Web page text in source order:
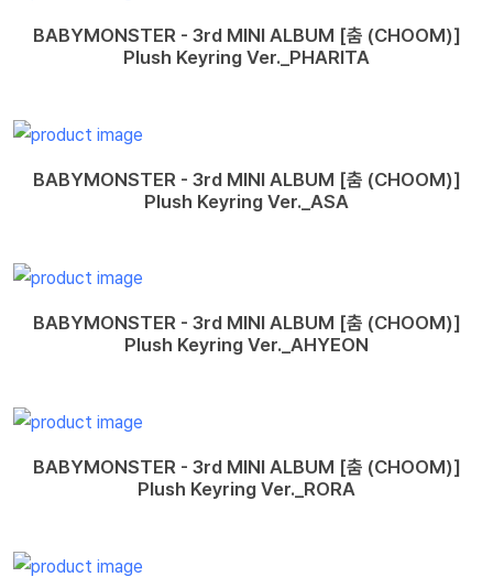
BABYMONSTER - 3rd MINI ALBUM [춤 (CHOOM)]
Plush Keyring Ver._PHARITA
BABYMONSTER - 3rd MINI ALBUM [춤 (CHOOM)]
Plush Keyring Ver._ASA
BABYMONSTER - 3rd MINI ALBUM [춤 (CHOOM)]
Plush Keyring Ver._AHYEON
BABYMONSTER - 3rd MINI ALBUM [춤 (CHOOM)]
Plush Keyring Ver._RORA